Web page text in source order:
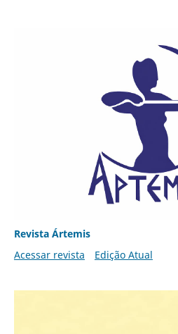
Revista Ártemis
Acessar revista
Edição Atual